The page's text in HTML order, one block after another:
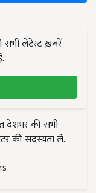
सभी लेटेस्ट ख़बरें
देशभर की सभी
की सदस्यता लें.